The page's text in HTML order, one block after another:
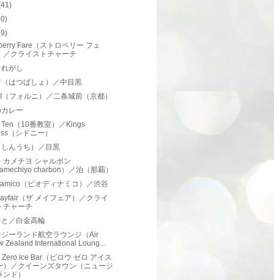
Fare（ストロベリー フェ
／クライストチャーチ
がし
はつばしょ）／中目黒
フォルニ）／二条城前（京都）
レー
（10番教室）／Kings
（シドニー）
んうち）／目黒
カメチヨ シャルボン
charbon）／泊（那覇）
（ビオディナミコ）／渋谷
（ザ メイフェア）／クライ
チャーチ
／白金高輪
ーランド航空ラウンジ（Air
Zealand International Loung...
Ice Bar（ビロウ ゼロ アイス
）／クイーンズタウン（ニュージ
ド）